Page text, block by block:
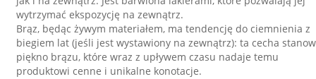
wytrzymać ekspozycję na zewnątrz.
Brąz, będąc żywym materiałem, ma tendencję do ciemnienia z
biegiem lat (jeśli jest wystawiony na zewnątrz): ta cecha
piękno brązu, które wraz z upływem czasu nadaje temu
produktowi cenne i unikalne konotacje.